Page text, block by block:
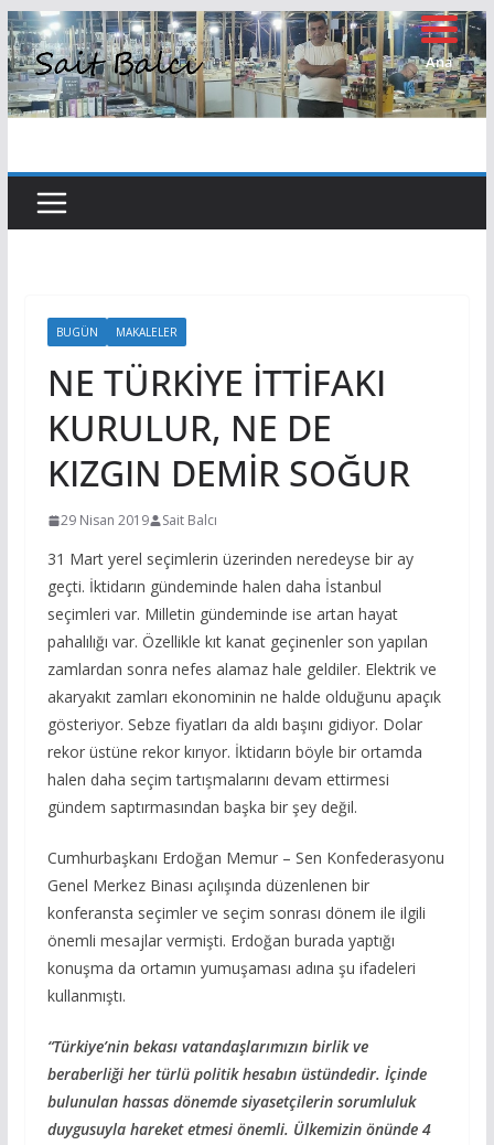
Skip
to
content
BUGÜN MAKALELER
NE TÜRKİYE İTTİFAKI
KURULUR, NE DE
KIZGIN DEMİR SOĞUR
29 Nisan 2019 Sait Balcı
31 Mart yerel seçimlerin üzerinden neredeyse bir ay
geçti. İktidarın gündeminde halen daha İstanbul
seçimleri var. Milletin gündeminde ise artan hayat
pahalılığı var. Özellikle kıt kanat geçinenler son yapılan
zamlardan sonra nefes alamaz hale geldiler. Elektrik ve
akaryakıt zamları ekonominin ne halde olduğunu apaçık
gösteriyor. Sebze fiyatları da aldı başını gidiyor. Dolar
rekor üstüne rekor kırıyor. İktidarın böyle bir ortamda
halen daha seçim tartışmalarını devam ettirmesi
gündem saptırmasından başka bir şey değil.
Cumhurbaşkanı Erdoğan Memur – Sen Konfederasyonu
Genel Merkez Binası açılışında düzenlenen bir
konferansta seçimler ve seçim sonrası dönem ile ilgili
önemli mesajlar vermişti. Erdoğan burada yaptığı
konuşma da ortamın yumuşaması adına şu ifadeleri
kullanmıştı.
“Türkiye’nin bekası vatandaşlarımızın birlik ve
beraberliği her türlü politik hesabın üstündedir. İçinde
bulunulan hassas dönemde siyasetçilerin sorumluluk
duygusuyla hareket etmesi önemli. Ülkemizin önünde 4
Ana
Sayfa